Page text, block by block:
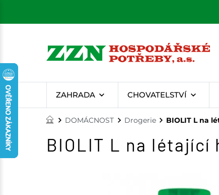
ZAHRADA CHOVATELSTVÍ
DOMÁCNOST Drogerie BIOLIT L na
BIOLIT L na létající